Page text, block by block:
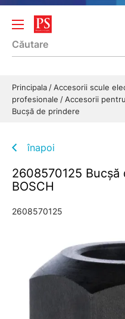
Principala Accesorii scule
profesionale
Accesorii
Bucşă de prindere
înapoi
2608570125 Bucşă
BOSCH
2608570125